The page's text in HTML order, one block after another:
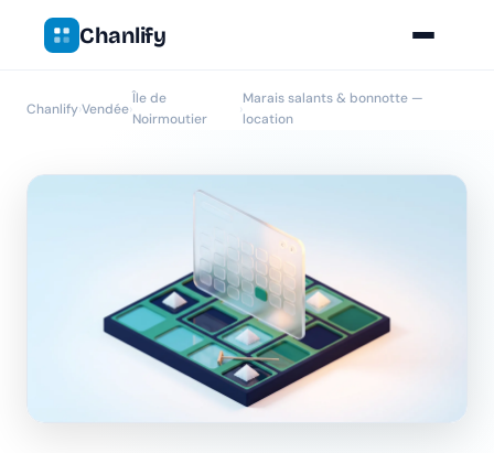
Chanlify
Chanlify›Vendée›
Île de
Noirmoutier
›
Marais salants & bonnotte —
location